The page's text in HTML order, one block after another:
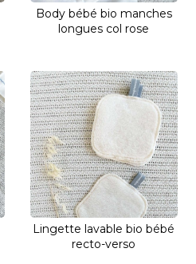
Body bébé bio manches
longues col rose
Lingette lavable bio bébé
recto-verso